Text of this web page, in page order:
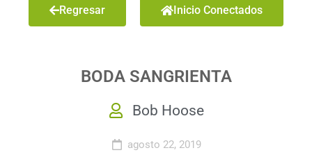
Regresar Inicio Conectados
BODA SANGRIENTA
Bob Hoose
agosto 22, 2019